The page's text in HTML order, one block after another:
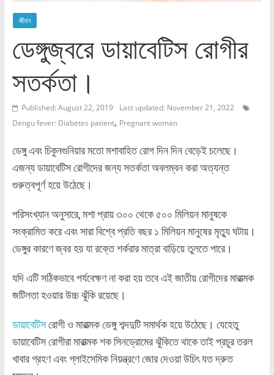
জীবন
ডেঙ্গুজ্বরে ডায়াবেটিস রোগীর
সতর্কতা।
Published: August 22, 2019
Last updated: November 21, 2022
Dengu fever: Diabetes patient, Pregnant woman
ডেঙ্গু এবং চিকুনগুনিয়ার মতো মশাবাহিত রোগ দিন দিন বেড়েই চলেছে।
এজন্য ডায়াবেটিস রোগীদের জন্য সতর্কতা অবলম্বন করা অত্যন্ত
গুরুত্বপূর্ণ হয়ে উঠেছে।
পরিসংখ্যান অনুসারে, মশা প্রায় ৩০০ থেকে ৫০০ মিলিয়ন মানুষকে
সংক্রামিত করে এবং সারা বিশ্বে প্রতি বছর ১ মিলিয়ন মানুষের মৃত্যু ঘটায়।
ডেঙ্গুর কারণে জ্বর হয় যা রক্তে শর্করার মাত্রা বাড়িয়ে তুলতে পারে।
যদি এটি সঠিকভাবে পর্যবেক্ষণ না করা হয় তবে এই জাতীয় রোগীদের মারাত্মক
জটিলতা হওয়ার উচ্চ ঝুঁকি রয়েছে।
ডায়াবেটিসরোগী ও মারাত্মক ডেঙ্গু শব্দদুটি সমার্থক হয়ে উঠেছে। যেহেতু
ডায়াবেটিস রোগীরা মারাত্মক শক সিনড্রোমের ঝুঁকিতে থাকে তাই প্রচুর তরল
খাবার গ্রহণ এবং গ্লাইসেমিক নিয়ন্ত্রণে জোর দেওয়া উচিৎ যত দ্রুত